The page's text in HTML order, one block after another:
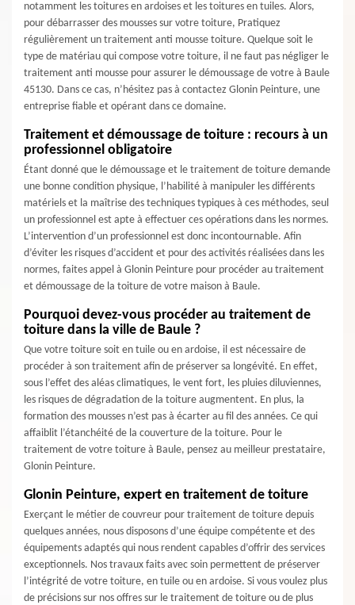
notamment les toitures en ardoises et les toitures en tuiles. Alors,
pour débarrasser des mousses sur votre toiture, Pratiquez
régulièrement un traitement anti mousse toiture. Quelque soit le
type de matériau qui compose votre toiture, il ne faut pas négliger le
traitement anti mousse pour assurer le démoussage de votre à Baule
45130. Dans ce cas, n’hésitez pas à contactez Glonin Peinture, une
entreprise fiable et opérant dans ce domaine.
Traitement et démoussage de toiture : recours à un
professionnel obligatoire
Étant donné que le démoussage et le traitement de toiture demande
une bonne condition physique, l’habilité à manipuler les différents
matériels et la maîtrise des techniques typiques à ces méthodes, seul
un professionnel est apte à effectuer ces opérations dans les normes.
L’intervention d’un professionnel est donc incontournable. Afin
d’éviter les risques d’accident et pour des activités réalisées dans les
normes, faites appel à Glonin Peinture pour procéder au traitement
et démoussage de la toiture de votre maison à Baule.
Pourquoi devez-vous procéder au traitement de
toiture dans la ville de Baule ?
Que votre toiture soit en tuile ou en ardoise, il est nécessaire de
procéder à son traitement afin de préserver sa longévité. En effet,
sous l’effet des aléas climatiques, le vent fort, les pluies diluviennes,
les risques de dégradation de la toiture augmentent. En plus, la
formation des mousses n’est pas à écarter au fil des années. Ce qui
affaiblit l’étanchéité de la couverture de la toiture. Pour le
traitement de votre toiture à Baule, pensez au meilleur prestataire,
Glonin Peinture.
Glonin Peinture, expert en traitement de toiture
Exerçant le métier de couvreur pour traitement de toiture depuis
quelques années, nous disposons d’une équipe compétente et des
équipements adaptés qui nous rendent capables d’offrir des services
exceptionnels. Nos travaux faits avec soin permettent de préserver
l’intégrité de votre toiture, en tuile ou en ardoise. Si vous voulez plus
de précisions sur nos offres sur le traitement de toiture ou de plus